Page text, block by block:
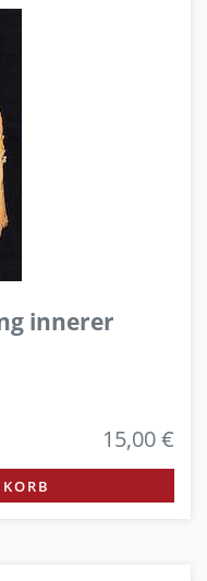
innerer
15,00 €